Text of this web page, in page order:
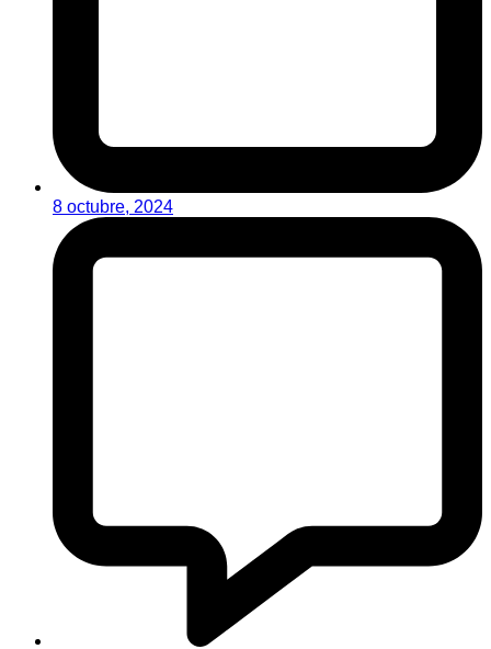
8 octubre, 2024